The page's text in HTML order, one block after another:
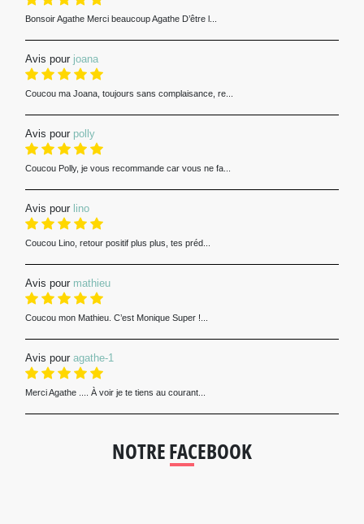
Bonsoir Agathe Merci beaucoup Agathe D’être l...
Avis pour joana
Coucou ma Joana, toujours sans complaisance, re...
Avis pour polly
Coucou Polly, je vous recommande car vous ne fa...
Avis pour lino
Coucou Lino, retour positif plus plus, tes préd...
Avis pour mathieu
Coucou mon Mathieu. C’est Monique Super !...
Avis pour agathe-1
Merci Agathe .... À voir je te tiens au courant...
NOTRE FACEBOOK